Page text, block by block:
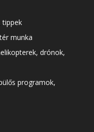
tippek
munka
drónok,
programok,